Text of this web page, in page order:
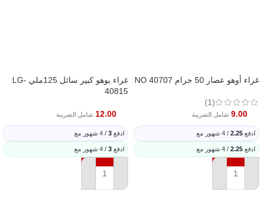
غراء أوهو عصار 50 جرام NO 40707
(1)
9.00 شامل الضريبة
ادفع 2.25 / 4 شهور مع
ادفع 2.25 / 4 شهور مع
إضافة إلى السلة
غراء يوهو كبير سائل 125ملي LG-
40815
12.00 شامل الضريبة
ادفع 3 / 4 شهور مع
ادفع 3 / 4 شهور مع
إضافة إلى السلة